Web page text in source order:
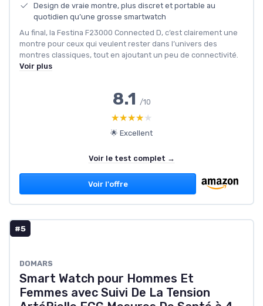
Design de vraie montre, plus discret et portable au
quotidien qu’une grosse smartwatch
Au final, la Festina F23000 Connected D, c’est clairement une
montre pour ceux qui veulent rester dans l’univers des
montres classiques, tout en ajoutant un peu de connectivité.
Voir plus
8.1 /10
★★★★★
★★★★★
🌟 Excellent
Voir le test complet →
Voir l'offre
#5
DOMARS
Smart Watch pour Hommes Et
Femmes avec Suivi De La Tension